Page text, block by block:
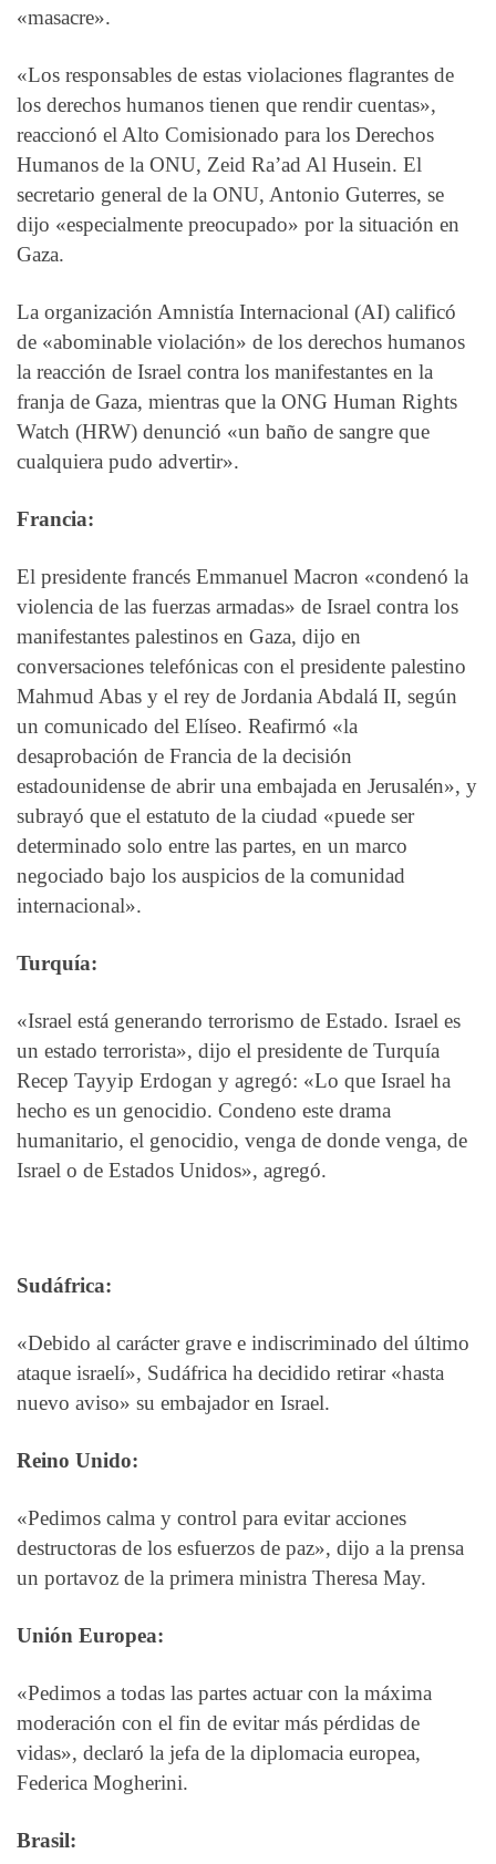
«masacre».
«Los responsables de estas violaciones flagrantes de
los derechos humanos tienen que rendir cuentas»,
reaccionó el Alto Comisionado para los Derechos
Humanos de la ONU, Zeid Ra’ad Al Husein. El
secretario general de la ONU, Antonio Guterres, se
dijo «especialmente preocupado» por la situación en
Gaza.
La organización Amnistía Internacional (AI) calificó
de «abominable violación» de los derechos humanos
la reacción de Israel contra los manifestantes en la
franja de Gaza, mientras que la ONG Human Rights
Watch (HRW) denunció «un baño de sangre que
cualquiera pudo advertir».
Francia:
El presidente francés Emmanuel Macron «condenó la
violencia de las fuerzas armadas» de Israel contra los
manifestantes palestinos en Gaza, dijo en
conversaciones telefónicas con el presidente palestino
Mahmud Abas y el rey de Jordania Abdalá II, según
un comunicado del Elíseo. Reafirmó «la
desaprobación de Francia de la decisión
estadounidense de abrir una embajada en Jerusalén», y
subrayó que el estatuto de la ciudad «puede ser
determinado solo entre las partes, en un marco
negociado bajo los auspicios de la comunidad
internacional».
Turquía:
«Israel está generando terrorismo de Estado. Israel es
un estado terrorista», dijo el presidente de Turquía
Recep Tayyip Erdogan y agregó: «Lo que Israel ha
hecho es un genocidio. Condeno este drama
humanitario, el genocidio, venga de donde venga, de
Israel o de Estados Unidos», agregó.
Sudáfrica:
«Debido al carácter grave e indiscriminado del último
ataque israelí», Sudáfrica ha decidido retirar «hasta
nuevo aviso» su embajador en Israel.
Reino Unido:
«Pedimos calma y control para evitar acciones
destructoras de los esfuerzos de paz», dijo a la prensa
un portavoz de la primera ministra Theresa May.
Unión Europea:
«Pedimos a todas las partes actuar con la máxima
moderación con el fin de evitar más pérdidas de
vidas», declaró la jefa de la diplomacia europea,
Federica Mogherini.
Brasil: